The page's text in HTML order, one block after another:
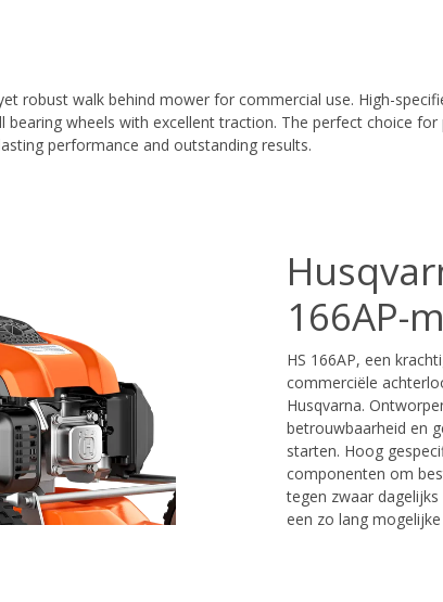
robust walk behind mower for commercial use. High-
bearing wheels with excellent traction. The perfect choice
performance and outstanding results.
166AP-
HS 166AP, een
commerciële
Husqvarna.
betrouwbaarheid en
starten. Hoog
componenten om
tegen zwaar
een zo lang